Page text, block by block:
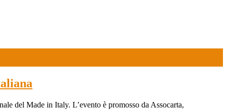
del Made in Italy. L’evento è promosso da Assocarta,